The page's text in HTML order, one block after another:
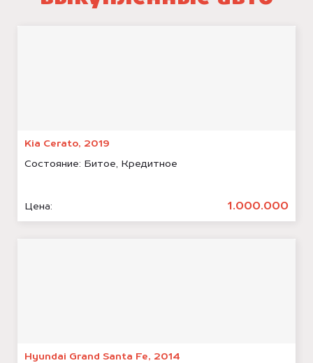
Kia Cerato, 2019
Состояние: Битое, Кредитное
Цена: 1.000.000
Hyundai Grand Santa Fe, 2014